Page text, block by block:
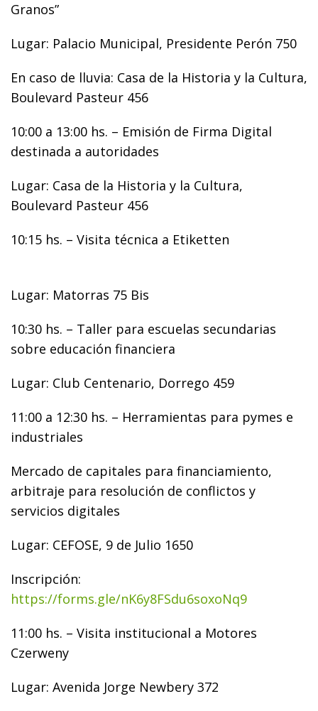
Granos”
Lugar: Palacio Municipal, Presidente Perón 750
En caso de lluvia: Casa de la Historia y la Cultura,
Boulevard Pasteur 456
10:00 a 13:00 hs. – Emisión de Firma Digital
destinada a autoridades
Lugar: Casa de la Historia y la Cultura,
Boulevard Pasteur 456
10:15 hs. – Visita técnica a Etiketten
Lugar: Matorras 75 Bis
10:30 hs. – Taller para escuelas secundarias
sobre educación financiera
Lugar: Club Centenario, Dorrego 459
11:00 a 12:30 hs. – Herramientas para pymes e
industriales
Mercado de capitales para financiamiento,
arbitraje para resolución de conflictos y
servicios digitales
Lugar: CEFOSE, 9 de Julio 1650
Inscripción:
https://forms.gle/nK6y8FSdu6soxoNq9
11:00 hs. – Visita institucional a Motores
Czerweny
Lugar: Avenida Jorge Newbery 372